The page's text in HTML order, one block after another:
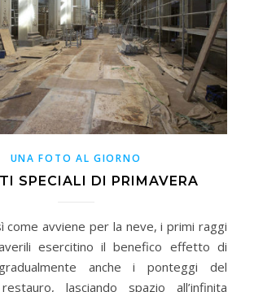
UNA FOTO AL GIORNO
SPECIALI DI PRIMAVERA
come avviene per la neve, i primi raggi
esercitino il benefico effetto di
gradualmente anche i ponteggi del
lasciando spazio all’infinita